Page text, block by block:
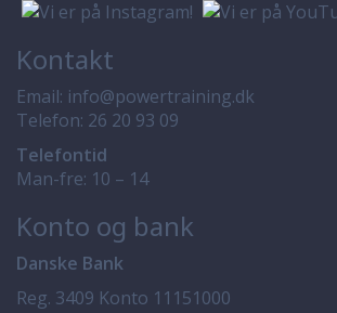
Kontakt
Email: info@powertraining.dk
Telefon: 26 20 93 09
Telefontid
Man-fre: 10 – 14
Konto og bank
Danske Bank
Reg. 3409 Konto 11151000